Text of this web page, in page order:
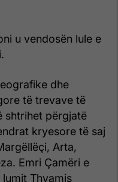
u vendosën lule e
dhe
të trevave të
shtrihet përgjatë
kryesore të saj
Arta,
Emri Çamëri e
Thyamis